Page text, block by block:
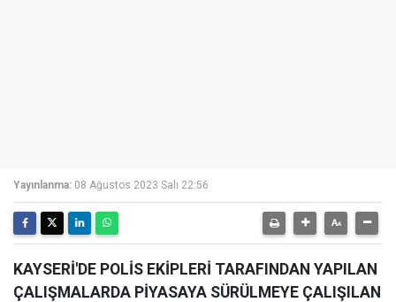
Yayınlanma: 08 Ağustos 2023 Salı 22:56
KAYSERİ'DE POLİS EKİPLERİ TARAFINDAN YAPILAN
ÇALIŞMALARDA PİYASAYA SÜRÜLMEYE ÇALIŞILAN